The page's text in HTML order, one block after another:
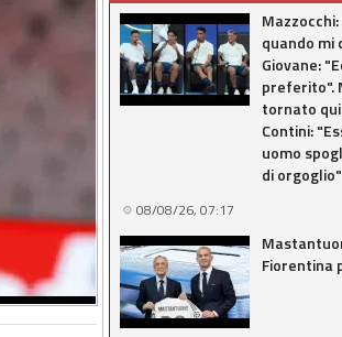
quando mi
Giovane:
preferito".
tornato
Contini:
uomo
di orgoglio"
08/08/26, 07:17
Fiorentina